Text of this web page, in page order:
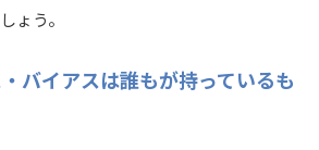
ょう。
バイアスは誰もが持っているも